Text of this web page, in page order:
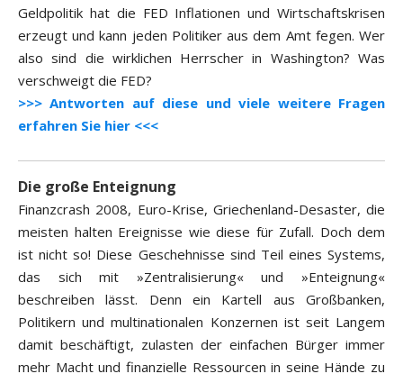
Geldpolitik hat die FED Inflationen und Wirtschaftskrisen
erzeugt und kann jeden Politiker aus dem Amt fegen. Wer
also sind die wirklichen Herrscher in Washington? Was
verschweigt die FED?
>>> Antworten auf diese und viele weitere Fragen
erfahren Sie hier <<<
Die große Enteignung
Finanzcrash 2008, Euro-Krise, Griechenland-Desaster, die
meisten halten Ereignisse wie diese für Zufall. Doch dem
ist nicht so! Diese Geschehnisse sind Teil eines Systems,
das sich mit »Zentralisierung« und »Enteignung«
beschreiben lässt. Denn ein Kartell aus Großbanken,
Politikern und multinationalen Konzernen ist seit Langem
damit beschäftigt, zulasten der einfachen Bürger immer
mehr Macht und finanzielle Ressourcen in seine Hände zu